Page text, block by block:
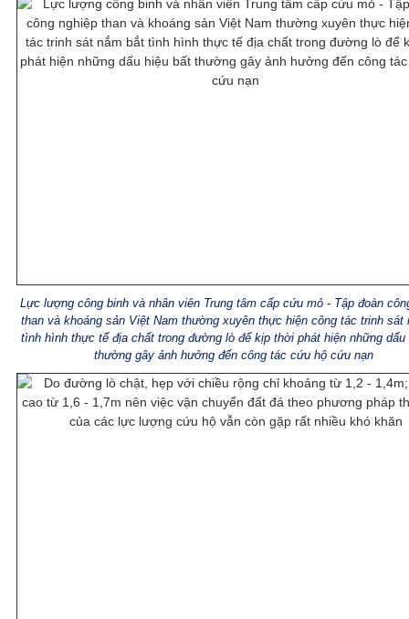
Lực lượng công binh và nhân viên Trung tâm cấp cứu mỏ - Tập đoàn
than và khoáng sản Việt Nam thường xuyên thực hiện công tác trinh sát
tình hình thực tế địa chất trong đường lò để kịp thời phát hiện những dấu
thường gây ảnh hưởng đến công tác cứu hộ cứu nạn